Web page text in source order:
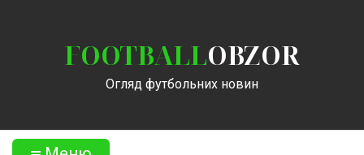
FOOTBALLOBZOR
Огляд футбольних новин